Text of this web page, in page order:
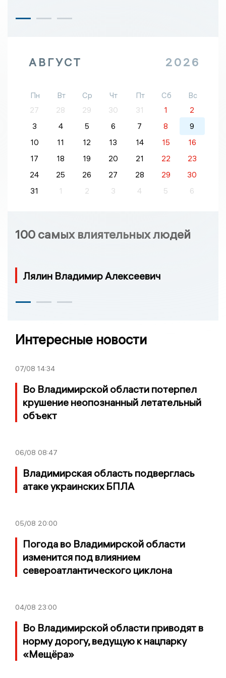
АВГУСТ 2026
Пн Вт Ср Чт Пт Сб
Вс
27
28 29 30 31 1
2
3
4 5 6 7 8
9
10
11 12 13 14 15
16
17
18 19 20 21 22
23
24
25 26 27 28 29
30
31
1 2 3 4 5 6
100 самых влиятельных людей
Лялин Владимир Алексеевич
Интересные новости
07/08 14:34
Во Владимирской области потерпел
крушение неопознанный летательный
объект
06/08 08:47
Владимирская область подверглась
атаке украинских БПЛА
05/08 20:00
Погода во Владимирской области
изменится под влиянием
североатлантического циклона
04/08 23:00
Во Владимирской области приводят в
норму дорогу, ведущую к нацпарку
«Мещёра»